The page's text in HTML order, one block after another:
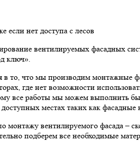
нет доступа с лесов
вентилируемых фасадных
ключ».
в то, что мы производим
где нет возможности
все работы мы можем выполнить
местах таких как
монтажу вентилируемого фасада
подберем все необходимые